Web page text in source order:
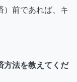
）前であれば、キ
方法を教えてくだ